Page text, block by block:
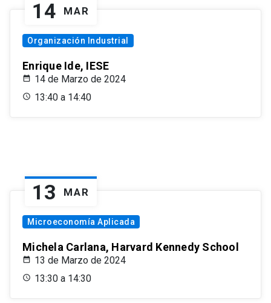
14 MAR
Organización Industrial
Enrique Ide, IESE
14 de Marzo de 2024
13:40 a 14:40
13 MAR
Microeconomía Aplicada
Michela Carlana, Harvard Kennedy School
13 de Marzo de 2024
13:30 a 14:30